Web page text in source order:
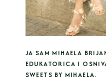
JA SAM MIHAELA
EDUKATORICA I
SWEETS BY MIHAELA.